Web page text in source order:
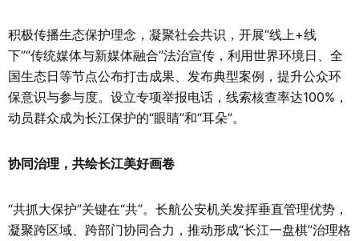
积极传播生态保护理念，凝聚社会共识，开展“线上+线
下”“传统媒体与新媒体融合”法治宣传，利用世界环境日、全
国生态日等节点公布打击成果、发布典型案例，提升公众环
保意识与参与度。设立专项举报电话，线索核查率达100%，
动员群众成为长江保护的“眼睛”和“耳朵”。
协同治理，共绘长江美好画卷
“共抓大保护”关键在“共”。长航公安机关发挥垂直管理优势，
凝聚跨区域、跨部门协同合力，推动形成“长江一盘棋”治理格